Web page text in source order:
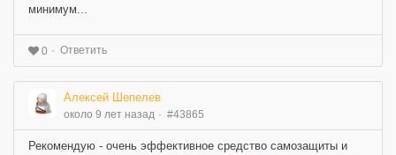
минимум...
0 Ответить
Алексей Шепелев
около 9 лет назад #43865
Рекомендую - очень эффективное средство самозащиты и